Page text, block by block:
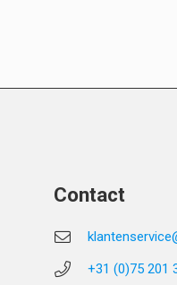
Contact
+31 (0)75 201